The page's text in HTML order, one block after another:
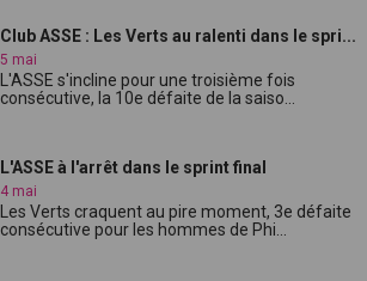
Club ASSE : Les Verts au ralenti dans le spri...
5 mai
L'ASSE s'incline pour une troisième fois
consécutive, la 10e défaite de la saiso...
L'ASSE à l'arrêt dans le sprint final
4 mai
Les Verts craquent au pire moment, 3e défaite
consécutive pour les hommes de Phi...